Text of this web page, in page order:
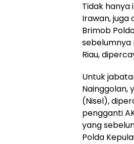
Tidak hanya
Irawan, juga
Brimob
sebelumnya
Riau,
Untuk
Nainggolan,
(Nisel),
pengganti
yang
Polda